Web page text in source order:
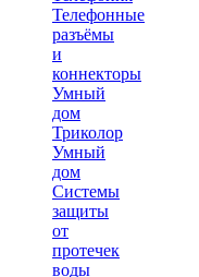
Телефонные
разъёмы
и
коннекторы
Умный
дом
Триколор
Умный
дом
Системы
защиты
от
протечек
воды